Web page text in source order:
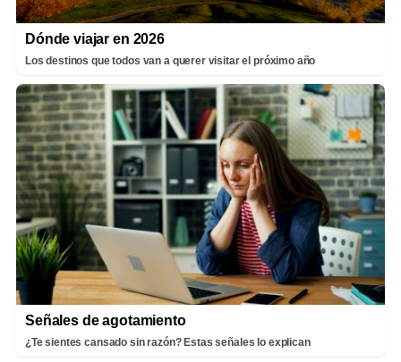
Dónde viajar en 2026
Los destinos que todos van a querer visitar el próximo año
Señales de agotamiento
¿Te sientes cansado sin razón? Estas señales lo explican